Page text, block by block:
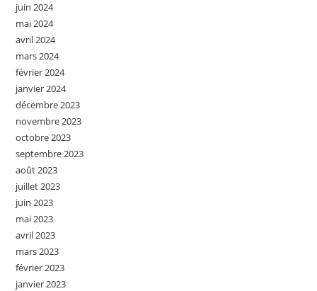
juin 2024
mai 2024
avril 2024
mars 2024
février 2024
janvier 2024
décembre 2023
novembre 2023
octobre 2023
septembre 2023
août 2023
juillet 2023
juin 2023
mai 2023
avril 2023
mars 2023
février 2023
janvier 2023